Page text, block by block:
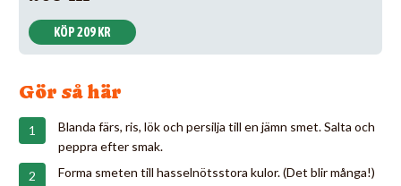
KÖP 209 KR
Gör så här
Blanda färs, ris, lök och persilja till en jämn smet. Salta och
peppra efter smak.
Forma smeten till hasselnötsstora kulor. (Det blir många!)